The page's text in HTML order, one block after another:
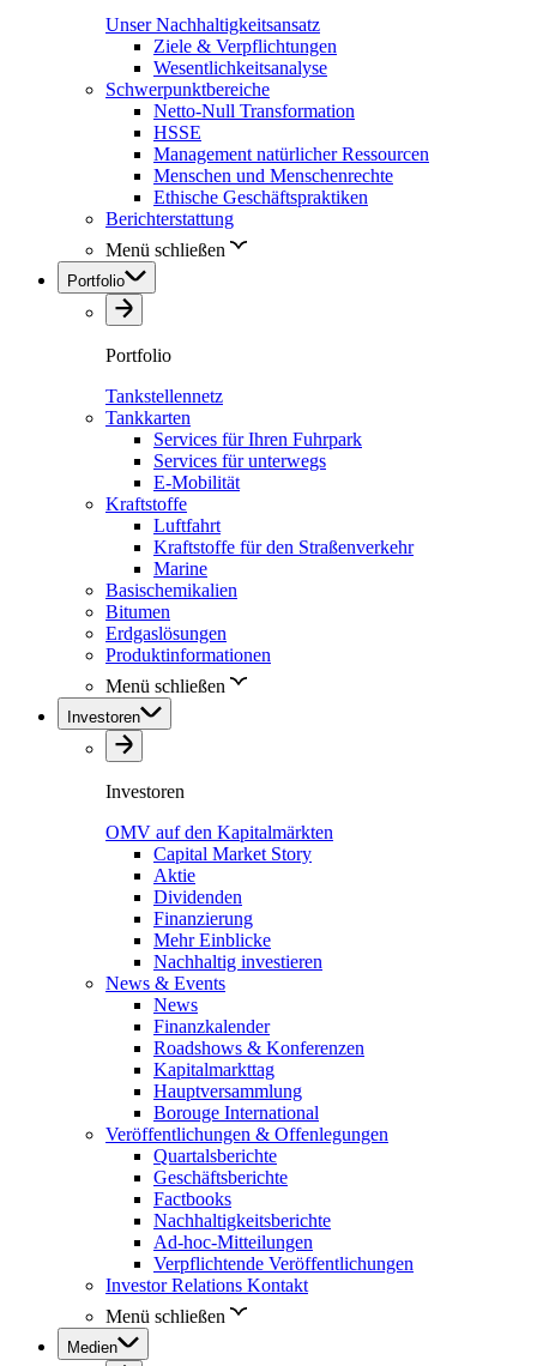
Unser Nachhaltigkeitsansatz
Ziele & Verpflichtungen
Wesentlichkeitsanalyse
Schwerpunktbereiche
Netto-Null Transformation
HSSE
Management natürlicher Ressourcen
Menschen und Menschenrechte
Ethische Geschäftspraktiken
Berichterstattung
Menü schließen
Portfolio
Portfolio
Tankstellennetz
Tankkarten
Services für Ihren Fuhrpark
Services für unterwegs
E-Mobilität
Kraftstoffe
Luftfahrt
Kraftstoffe für den Straßenverkehr
Marine
Basischemikalien
Bitumen
Erdgaslösungen
Produktinformationen
Menü schließen
Investoren
Investoren
OMV auf den Kapitalmärkten
Capital Market Story
Aktie
Dividenden
Finanzierung
Mehr Einblicke
Nachhaltig investieren
News & Events
News
Finanzkalender
Roadshows & Konferenzen
Kapitalmarkttag
Hauptversammlung
Borouge International
Veröffentlichungen & Offenlegungen
Quartalsberichte
Geschäftsberichte
Factbooks
Nachhaltigkeitsberichte
Ad-hoc-Mitteilungen
Verpflichtende Veröffentlichungen
Investor Relations Kontakt
Menü schließen
Medien